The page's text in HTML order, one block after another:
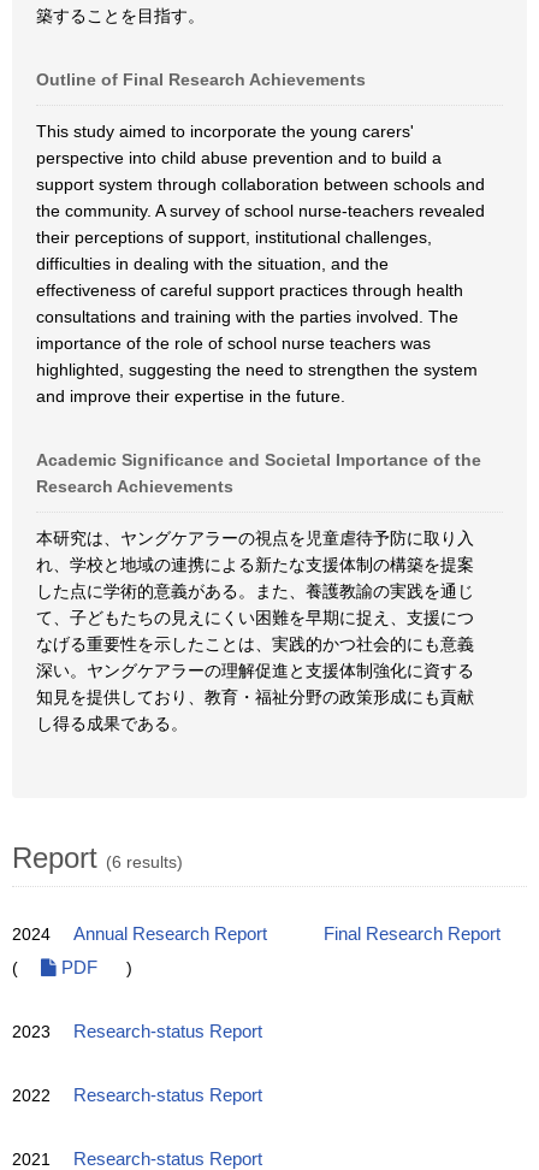
築することを目指す。
Outline of Final Research Achievements
This study aimed to incorporate the young carers'
perspective into child abuse prevention and to build a
support system through collaboration between schools and
the community. A survey of school nurse-teachers revealed
their perceptions of support, institutional challenges,
difficulties in dealing with the situation, and the
effectiveness of careful support practices through health
consultations and training with the parties involved. The
importance of the role of school nurse teachers was
highlighted, suggesting the need to strengthen the system
and improve their expertise in the future.
Academic Significance and Societal Importance of the
Research Achievements
本研究は、ヤングケアラーの視点を児童虐待予防に取り入
れ、学校と地域の連携による新たな支援体制の構築を提案
した点に学術的意義がある。また、養護教諭の実践を通じ
て、子どもたちの見えにくい困難を早期に捉え、支援につ
なげる重要性を示したことは、実践的かつ社会的にも意義
深い。ヤングケアラーの理解促進と支援体制強化に資する
知見を提供しており、教育・福祉分野の政策形成にも貢献
し得る成果である。
Report (6 results)
2024 Annual Research Report
Final Research Report
(
PDF )
2023 Research-status Report
2022 Research-status Report
2021 Research-status Report